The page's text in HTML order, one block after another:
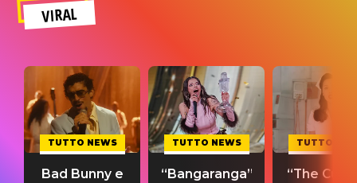
VIRAL
TUTTO NEWS
Bad Bunny e
TUTTO NEWS
“Bangaranga”
TUTTO
“The